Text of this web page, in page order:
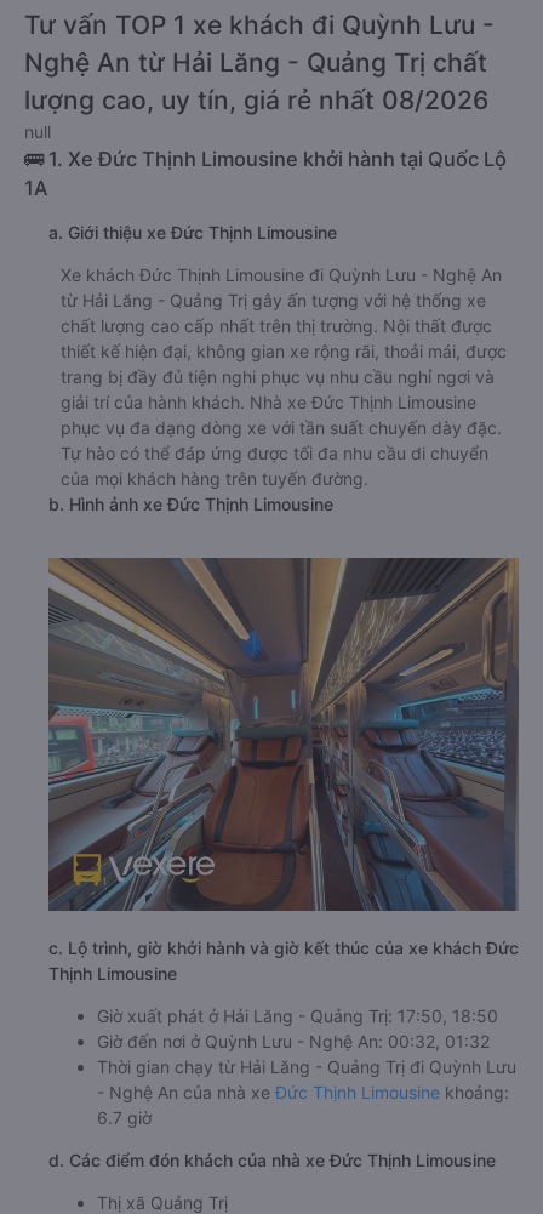
Tư vấn TOP 1 xe khách đi Quỳnh Lưu -
Nghệ An từ Hải Lăng - Quảng Trị chất
lượng cao, uy tín, giá rẻ nhất 08/2026
null
🚌 1. Xe Đức Thịnh Limousine khởi hành tại Quốc Lộ
1A
a. Giới thiệu xe Đức Thịnh Limousine
Xe khách Đức Thịnh Limousine đi Quỳnh Lưu - Nghệ An
từ Hải Lăng - Quảng Trị gây ấn tượng với hệ thống xe
chất lượng cao cấp nhất trên thị trường. Nội thất được
thiết kế hiện đại, không gian xe rộng rãi, thoải mái, được
trang bị đầy đủ tiện nghi phục vụ nhu cầu nghỉ ngơi và
giải trí của hành khách. Nhà xe Đức Thịnh Limousine
phục vụ đa dạng dòng xe với tần suất chuyến dày đặc.
Tự hào có thể đáp ứng được tối đa nhu cầu di chuyển
của mọi khách hàng trên tuyến đường.
b. Hình ảnh xe Đức Thịnh Limousine
c. Lộ trình, giờ khởi hành và giờ kết thúc của xe khách Đức
Thịnh Limousine
Giờ xuất phát ở Hải Lăng - Quảng Trị: 17:50, 18:50
Giờ đến nơi ở Quỳnh Lưu - Nghệ An: 00:32, 01:32
Thời gian chạy từ Hải Lăng - Quảng Trị đi Quỳnh Lưu
- Nghệ An của nhà xe Đức Thịnh Limousine khoảng:
6.7 giờ
d. Các điểm đón khách của nhà xe Đức Thịnh Limousine
Thị xã Quảng Trị